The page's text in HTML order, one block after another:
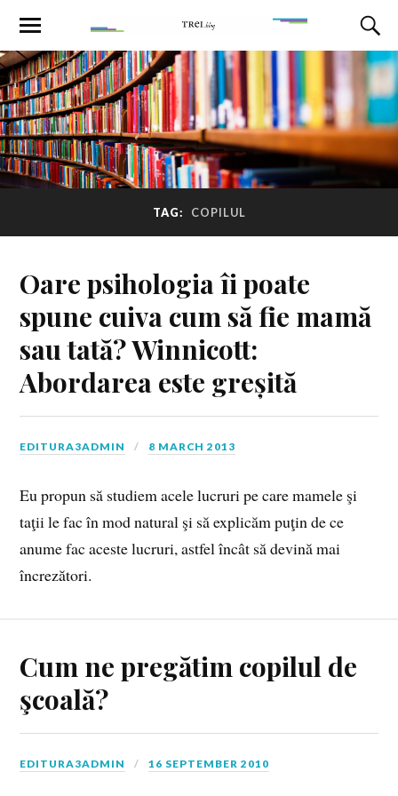
TAG: COPILUL
Oare psihologia îi poate
spune cuiva cum să fie mamă
sau tată? Winnicott:
Abordarea este greșită
EDITURA3ADMIN 8 MARCH 2013
Eu propun să studiem acele lucruri pe care mamele şi
taţii le fac în mod natural şi să explicăm puţin de ce
anume fac aceste lucruri, astfel încât să devină mai
încrezători.
Cum ne pregătim copilul de
şcoală?
EDITURA3ADMIN 16 SEPTEMBER 2010